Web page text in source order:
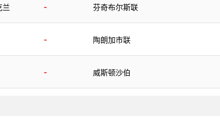
兰 - 芬奇布尔斯联
- 陶朗加市联
- 威斯顿沙伯